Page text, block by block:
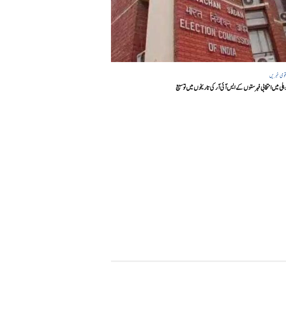
قومی خبریں
میں انتخابی فہرستوں کے ایس آئی آر کی تاریخوں میں توسیع